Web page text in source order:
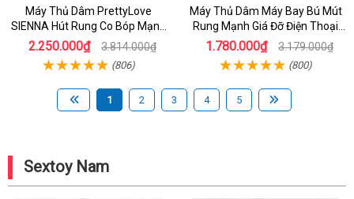
Máy Thủ Dâm PrettyLove
SIENNA Hút Rung Co Bóp Mạnh
Mẽ Nam
2.250.000₫ 3.814.000₫
(806)
Máy Thủ Dâm Máy Bay Bú Mút
Rung Mạnh Giá Đỡ Điện Thoại
Chính Hãng
1.780.000₫ 3.179.000₫
(800)
1 2 3 4 5
Sextoy Nam